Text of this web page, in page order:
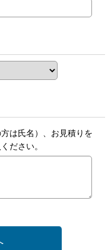
は氏名）、お見積りを
ださい。